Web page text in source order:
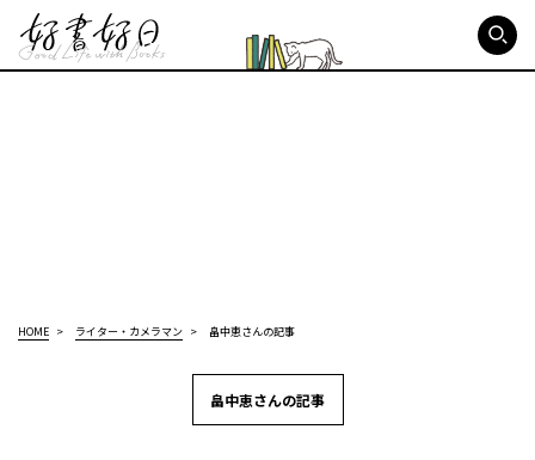
HOME ライター・カメラマン 畠中恵さんの記事
畠中恵さんの記事